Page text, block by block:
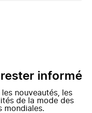
informé
nouveautés, les
de la mode des
mondiales.